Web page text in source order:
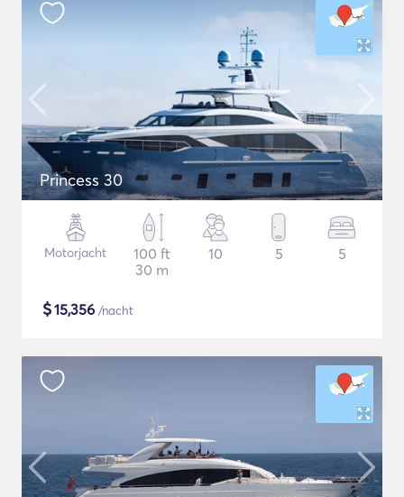
Princess 30
Motorjacht
100 ft
30 m
10 5 5
$15,356 /nacht